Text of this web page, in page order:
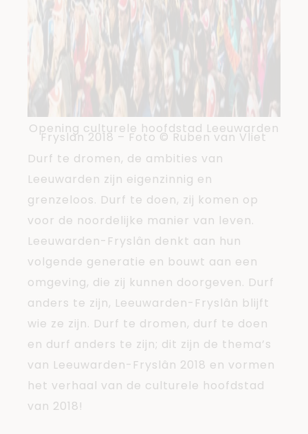
Opening culturele hoofdstad Leeuwarden
Fryslan 2018 – Foto © Ruben van Vliet
Durf te dromen, de ambities van
Leeuwarden zijn eigenzinnig en
grenzeloos. Durf te doen, zij komen op
voor de noordelijke manier van leven.
Leeuwarden-Fryslân denkt aan hun
volgende generatie en bouwt aan een
omgeving, die zij kunnen doorgeven. Durf
anders te zijn, Leeuwarden-Fryslân blijft
wie ze zijn. Durf te dromen, durf te doen
en durf anders te zijn; dit zijn de thema’s
van Leeuwarden-Fryslân 2018 en vormen
het verhaal van de culturele hoofdstad
van 2018!